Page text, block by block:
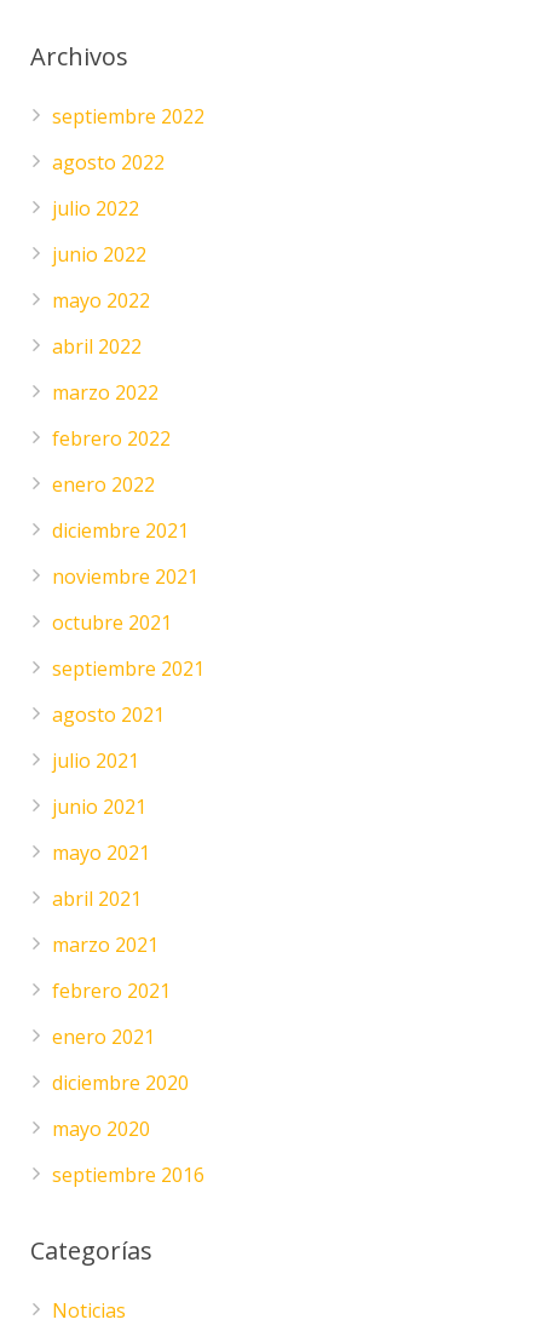
Archivos
septiembre 2022
agosto 2022
julio 2022
junio 2022
mayo 2022
abril 2022
marzo 2022
febrero 2022
enero 2022
diciembre 2021
noviembre 2021
octubre 2021
septiembre 2021
agosto 2021
julio 2021
junio 2021
mayo 2021
abril 2021
marzo 2021
febrero 2021
enero 2021
diciembre 2020
mayo 2020
septiembre 2016
Categorías
Noticias